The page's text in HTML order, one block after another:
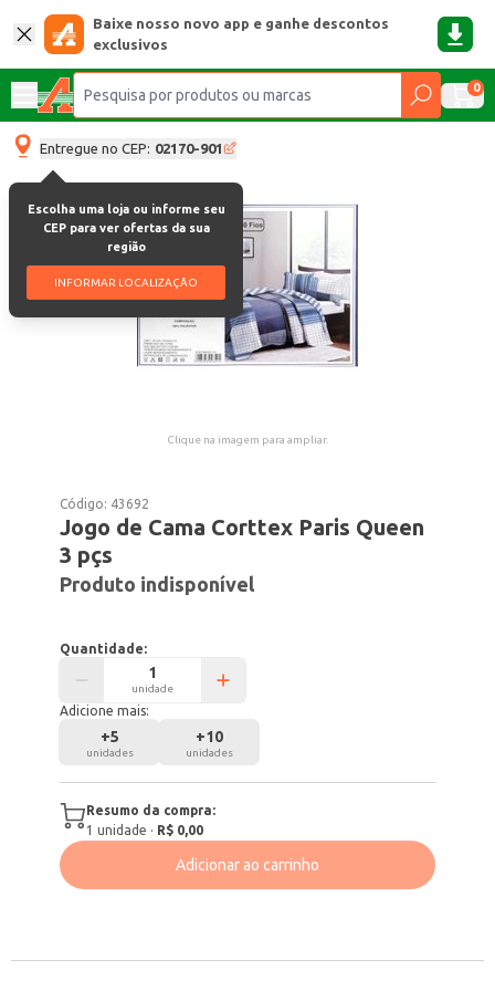
Baixe nosso novo app e ganhe descontos
exclusivos
0
Entregue no CEP: 02170-901
Escolha uma loja ou informe seu
CEP para ver ofertas da sua
região
INFORMAR LOCALIZAÇÃO
Clique na imagem para ampliar.
Código: 43692
Jogo de Cama Corttex Paris Queen
3 pçs
Produto indisponível
Quantidade:
unidade
Adicione mais:
+5
unidades
+10
unidades
Resumo da compra:
1 unidade · R$ 0,00
Adicionar ao carrinho